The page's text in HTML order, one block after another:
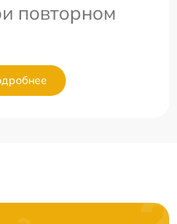
повторном